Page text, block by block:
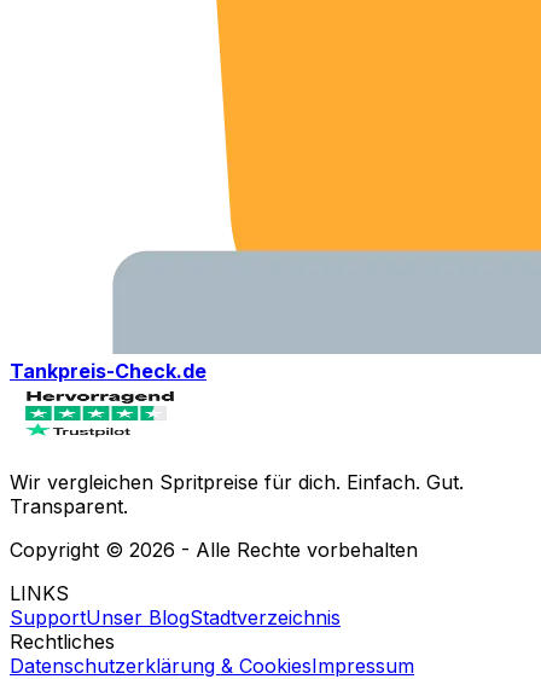
Tankpreis-Check.de
Wir vergleichen Spritpreise für dich. Einfach. Gut.
Transparent.
Copyright © 2026 - Alle Rechte vorbehalten
LINKS
SupportUnser BlogStadtverzeichnis
Rechtliches
Datenschutzerklärung & CookiesImpressum